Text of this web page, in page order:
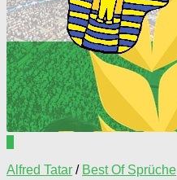
Alfred Tatar / Best Of Sprüche